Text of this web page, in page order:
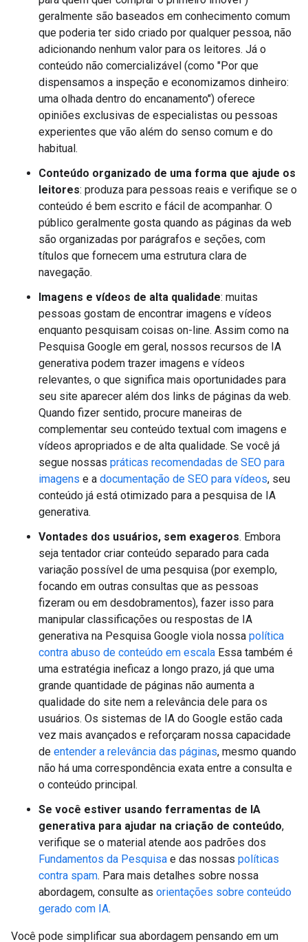
geralmente são baseados em conhecimento comum
que poderia ter sido criado por qualquer pessoa, não
adicionando nenhum valor para os leitores. Já o
conteúdo não comercializável (como "Por que
dispensamos a inspeção e economizamos dinheiro:
uma olhada dentro do encanamento") oferece
opiniões exclusivas de especialistas ou pessoas
experientes que vão além do senso comum e do
habitual.
Conteúdo organizado de uma forma que ajude os
leitores: produza para pessoas reais e verifique se o
conteúdo é bem escrito e fácil de acompanhar. O
público geralmente gosta quando as páginas da web
são organizadas por parágrafos e seções, com
títulos que fornecem uma estrutura clara de
navegação.
Imagens e vídeos de alta qualidade: muitas
pessoas gostam de encontrar imagens e vídeos
enquanto pesquisam coisas on-line. Assim como na
Pesquisa Google em geral, nossos recursos de IA
generativa podem trazer imagens e vídeos
relevantes, o que significa mais oportunidades para
seu site aparecer além dos links de páginas da web.
Quando fizer sentido, procure maneiras de
complementar seu conteúdo textual com imagens e
vídeos apropriados e de alta qualidade. Se você já
segue nossas práticas recomendadas de SEO para
imagens e a documentação de SEO para vídeos, seu
conteúdo já está otimizado para a pesquisa de IA
generativa.
Vontades dos usuários, sem exageros. Embora
seja tentador criar conteúdo separado para cada
variação possível de uma pesquisa (por exemplo,
focando em outras consultas que as pessoas
fizeram ou em desdobramentos), fazer isso para
manipular classificações ou respostas de IA
generativa na Pesquisa Google viola nossa política
contra abuso de conteúdo em escala Essa também é
uma estratégia ineficaz a longo prazo, já que uma
grande quantidade de páginas não aumenta a
qualidade do site nem a relevância dele para os
usuários. Os sistemas de IA do Google estão cada
vez mais avançados e reforçaram nossa capacidade
de entender a relevância das páginas, mesmo quando
não há uma correspondência exata entre a consulta e
o conteúdo principal.
Se você estiver usando ferramentas de IA
generativa para ajudar na criação de conteúdo,
verifique se o material atende aos padrões dos
Fundamentos da Pesquisa e das nossas políticas
contra spam. Para mais detalhes sobre nossa
abordagem, consulte as orientações sobre conteúdo
gerado com IA.
Você pode simplificar sua abordagem pensando em um